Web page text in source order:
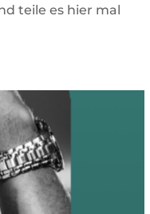
teile es hier mal